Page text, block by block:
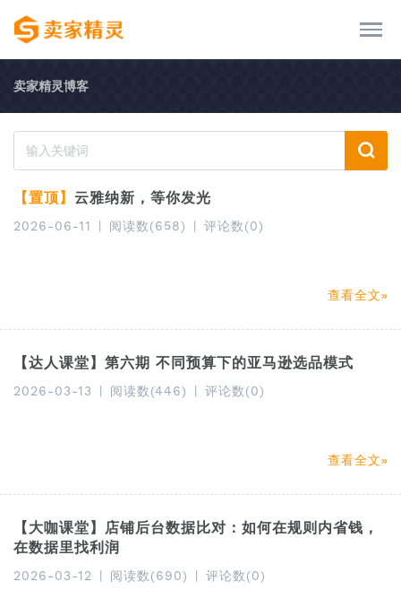
卖家精灵博客
【置顶】 云雅纳新，等你发光
2026-06-11 阅读数(658) 评论数(0)
查看全文
【达人课堂】第六期 不同预算下的亚马逊选品模式
2026-03-13 阅读数(446) 评论数(0)
查看全文
【大咖课堂】店铺后台数据比对：如何在规则内省钱，
在数据里找利润
2026-03-12 阅读数(690) 评论数(0)